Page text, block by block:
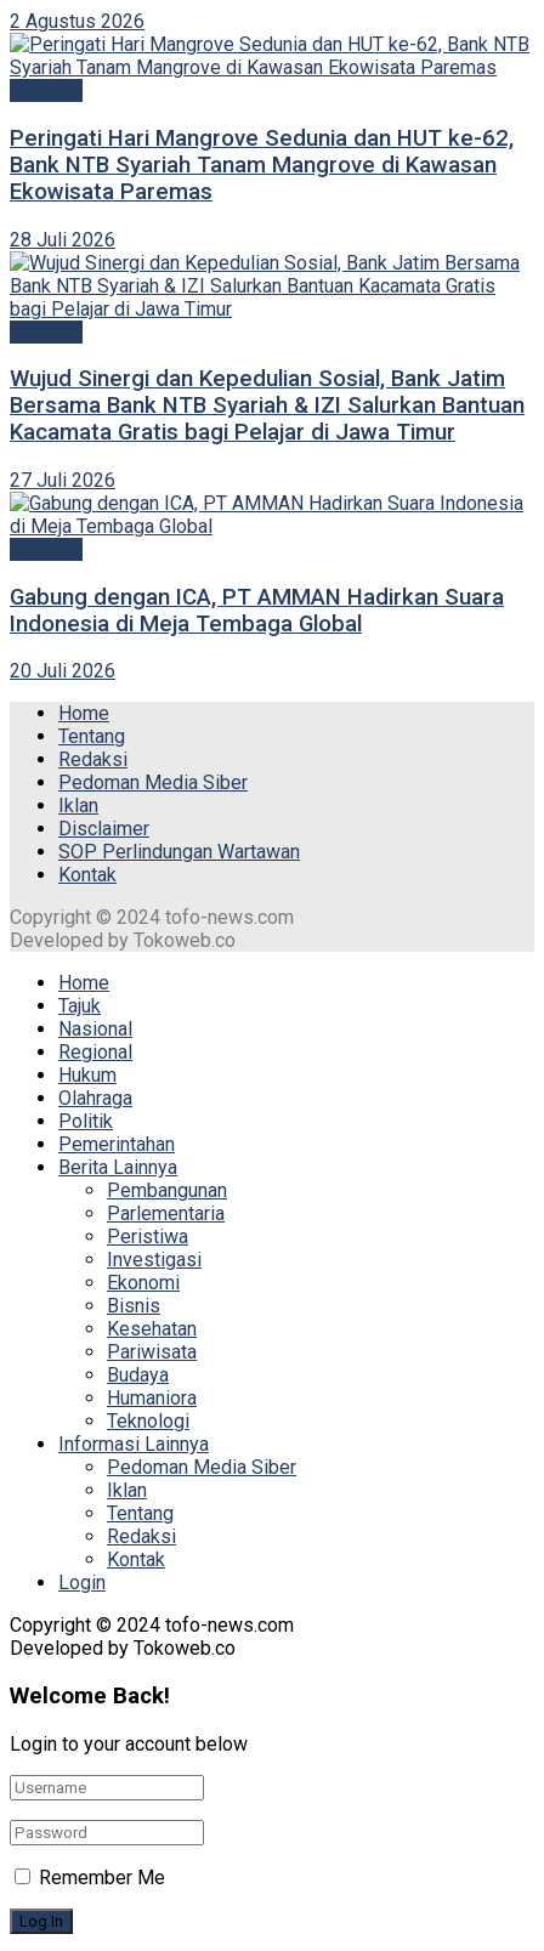
2 Agustus 2026
Peringati Hari Mangrove Sedunia dan HUT ke-62,
Bank NTB Syariah Tanam Mangrove di Kawasan
Ekowisata Paremas
28 Juli 2026
Wujud Sinergi dan Kepedulian Sosial, Bank Jatim
Bersama Bank NTB Syariah & IZI Salurkan Bantuan
Kacamata Gratis bagi Pelajar di Jawa Timur
27 Juli 2026
Gabung dengan ICA, PT AMMAN Hadirkan Suara
Indonesia di Meja Tembaga Global
20 Juli 2026
Home
Tentang
Redaksi
Pedoman Media Siber
Iklan
Disclaimer
SOP Perlindungan Wartawan
Kontak
Copyright © 2024 tofo-news.com
Developed by Tokoweb.co
Home
Tajuk
Nasional
Regional
Hukum
Olahraga
Politik
Pemerintahan
Berita Lainnya
Pembangunan
Parlementaria
Peristiwa
Investigasi
Ekonomi
Bisnis
Kesehatan
Pariwisata
Budaya
Humaniora
Teknologi
Informasi Lainnya
Pedoman Media Siber
Iklan
Tentang
Redaksi
Kontak
Login
Copyright © 2024 tofo-news.com
Developed by Tokoweb.co
Welcome Back!
Login to your account below
Remember Me